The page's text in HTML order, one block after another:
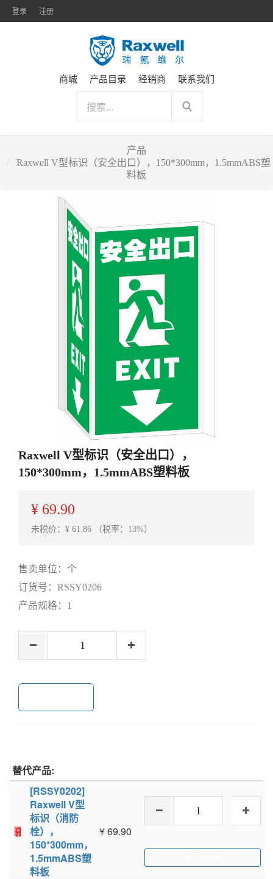
登录 注册
商城 产品目录 经销商 联系我们
产品
Raxwell V型标识（安全出口），150*300mm，1.5mmABS塑
料板
Raxwell V型标识（安全出口），
150*300mm，1.5mmABS塑料板
¥ 69.90
未税价：¥ 61.86 （税率：13%）
售卖单位： 个
订货号： RSSY0206
产品规格： 1
替代产品:
[RSSY0202]
Raxwell V型
标识（消防
栓），
150*300mm，
1.5mmABS塑
料板
¥69.90